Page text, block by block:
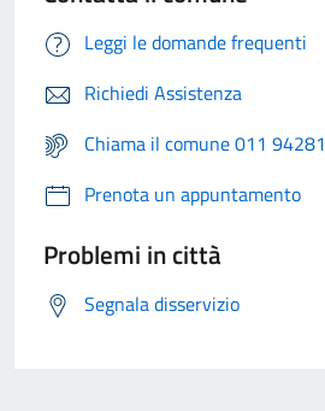
Leggi le domande frequenti
Richiedi Assistenza
Chiama il comune 011 94281
Prenota un appuntamento
Problemi in città
Segnala disservizio